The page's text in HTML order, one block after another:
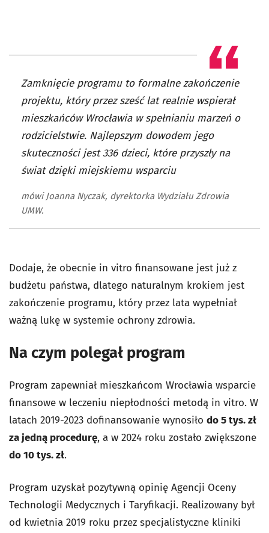
Zamknięcie programu to formalne zakończenie
projektu, który przez sześć lat realnie wspierał
mieszkańców Wrocławia w spełnianiu marzeń o
rodzicielstwie. Najlepszym dowodem jego
skuteczności jest 336 dzieci, które przyszły na
świat dzięki miejskiemu wsparciu
mówi Joanna Nyczak, dyrektorka Wydziału Zdrowia
UMW.
Dodaje, że obecnie in vitro finansowane jest już z
budżetu państwa, dlatego naturalnym krokiem jest
zakończenie programu, który przez lata wypełniał
ważną lukę w systemie ochrony zdrowia.
Na czym polegał program
Program zapewniał mieszkańcom Wrocławia wsparcie
finansowe w leczeniu niepłodności metodą in vitro. W
latach 2019-2023 dofinansowanie wynosiło do 5 tys. zł
za jedną procedurę, a w 2024 roku zostało zwiększone
do 10 tys. zł.
Program uzyskał pozytywną opinię Agencji Oceny
Technologii Medycznych i Taryfikacji. Realizowany był
od kwietnia 2019 roku przez specjalistyczne kliniki